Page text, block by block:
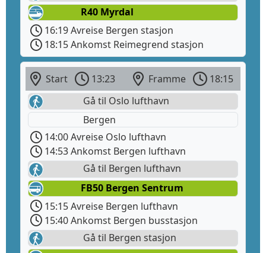
R40 Myrdal
16:19 Avreise Bergen stasjon
18:15 Ankomst Reimegrend stasjon
Start 13:23 Framme
18:15
Gå til Oslo lufthavn
Bergen
14:00 Avreise Oslo lufthavn
14:53 Ankomst Bergen lufthavn
Gå til Bergen lufthavn
FB50 Bergen Sentrum
15:15 Avreise Bergen lufthavn
15:40 Ankomst Bergen busstasjon
Gå til Bergen stasjon